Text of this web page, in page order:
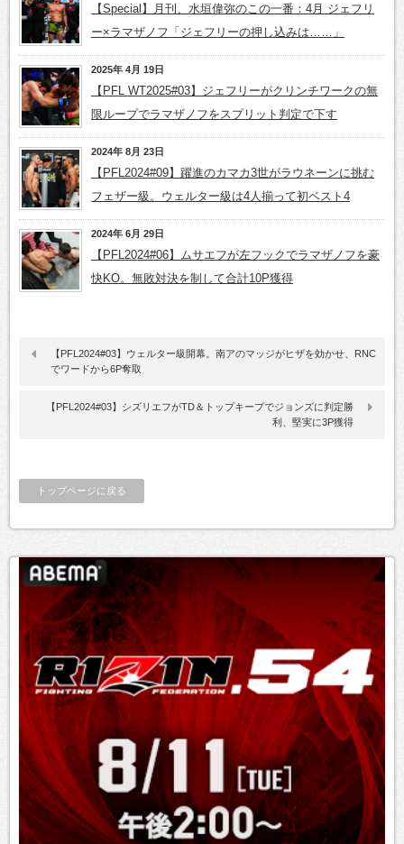
【Special】月刊、水垣偉弥のこの一番：4月 ジェフリ
ー×ラマザノフ「ジェフリーの押し込みは……」
2025年 4月 19日
【PFL WT2025#03】ジェフリーがクリンチワークの無
限ループでラマザノフをスプリット判定で下す
2024年 8月 23日
【PFL2024#09】躍進のカマカ3世がラウネーンに挑む
フェザー級。ウェルター級は4人揃って初ベスト4
2024年 6月 29日
【PFL2024#06】ムサエフが左フックでラマザノフを豪
快KO。無敗対決を制して合計10P獲得
【PFL2024#03】ウェルター級開幕。南アのマッジがヒザを効かせ、RNC
でワードから6P奪取
【PFL2024#03】シズリエフがTD＆トップキープでジョンズに判定勝
利、堅実に3P獲得
トップページに戻る